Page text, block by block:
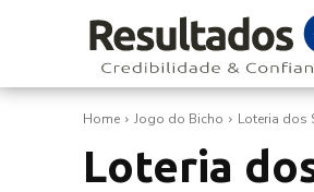
Home Jogo do Bicho Loteria dos
Loteria